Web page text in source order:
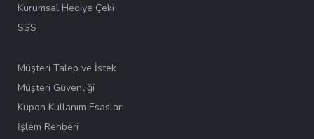
Kurumsal Hediye Çeki
SSS
Müşteri Talep ve İstek
Müşteri Güvenliği
Kupon Kullanım Esasları
İşlem Rehberi